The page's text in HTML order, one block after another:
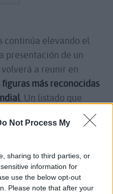
Not Process My
sharing to third parties, or
information for
use the below opt-out
Please note that after your
continúa elevando el
presentación de un
a reunir en
figuras más reconocidas
. Un listado que
y consolida a la ola
internacional.
el regreso del
de la 8ª edición, que
su título. Junto a